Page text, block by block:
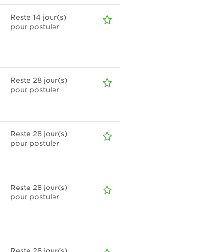
Reste 14 jour(s)
pour postuler
Reste 28 jour(s)
pour postuler
Reste 28 jour(s)
pour postuler
Reste 28 jour(s)
pour postuler
Reste 28 jour(s)